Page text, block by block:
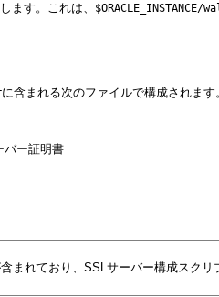
ます。これは、
に含まれる次のファイルで構成されます
バー証明書
まれており、SSLサーバー構成スク